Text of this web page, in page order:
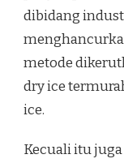
dibidang
metode
dry ice
ice.
Kecuali itu